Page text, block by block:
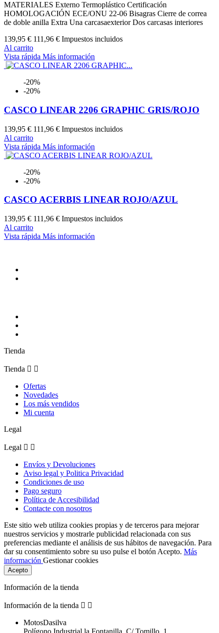
MATERIALES Externo Termoplástico Certificación
HOMOLOGACIÓN ECE/ONU 22-06 Bisagras Cierre de correa
de doble anilla Extra Una carcasaexterior Dos carcasas interiores
139,95 € 111,96 € Impuestos incluidos
Al carrito
Vista rápida Más información
-20%
-20%
CASCO LINEAR 2206 GRAPHIC GRIS/ROJO
139,95 € 111,96 € Impuestos incluidos
Al carrito
Vista rápida Más información
-20%
-20%
CASCO ACERBIS LINEAR ROJO/AZUL
139,95 € 111,96 € Impuestos incluidos
Al carrito
Vista rápida Más información
Tienda
Tienda  
Ofertas
Novedades
Los más vendidos
Mi cuenta
Legal
Legal  
Envíos y Devoluciones
Aviso legal y Politica Privacidad
Condiciones de uso
Pago seguro
Política de Accesibilidad
Contacte con nosotros
Este sitio web utiliza cookies propias y de terceros para mejorar
nuestros servicios y mostrarle publicidad relacionada con sus
preferencias mediante el análisis de sus hábitos de navegación. Para
dar su consentimiento sobre su uso pulse el botón Acepto. Más
información Gestionar cookies
Acepto
Información de la tienda
Información de la tienda  
MotosDasilva
Polígono Industrial la Fontanilla, C/ Tomillo, 1